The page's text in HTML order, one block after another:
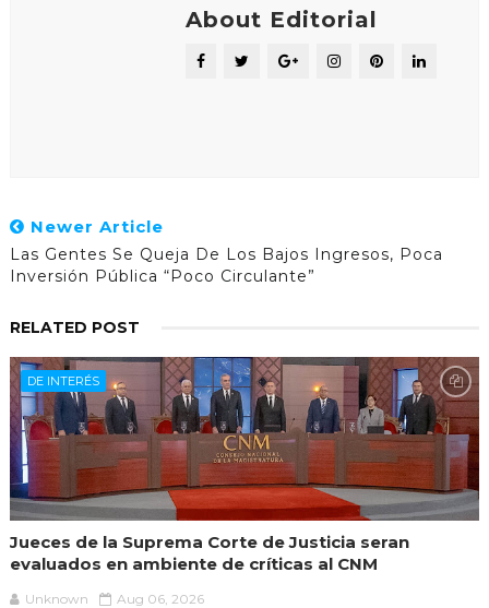
Según los testimonios, Contreras
el orden público” y envió a la Policía
mando— declaró ante el Consejo
Disciplinario que Contreras les gritó
en la oficina: “¡Que se los lleven
yo! No quiero gente protestando en
mi demarcación como si esto fuera
un relajo!”
About Editorial
Newer Article
Las Gentes Se Queja De Los Bajos Ingresos, Poca
Inversión Pública “poco Circulante”
RELATED POST
DE INTERÉS
Jueces de la Suprema Corte de Justicia seran
evaluados en ambiente de críticas al CNM
Unknown Aug 06, 2026